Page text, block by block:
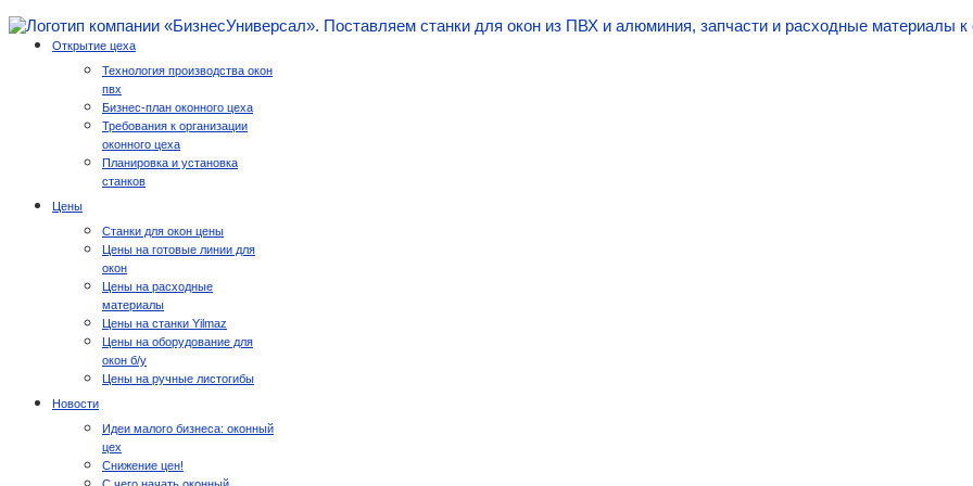
Открытие цеха
Технология производства окон
пвх
Бизнес-план оконного цеха
Требования к организации
оконного цеха
Планировка и установка
станков
Цены
Станки для окон цены
Цены на готовые линии для
окон
Цены на расходные
материалы
Цены на станки Yilmaz
Цены на оборудование для
окон б/у
Цены на ручные листогибы
Новости
Идеи малого бизнеса: оконный
цех
Снижение цен!